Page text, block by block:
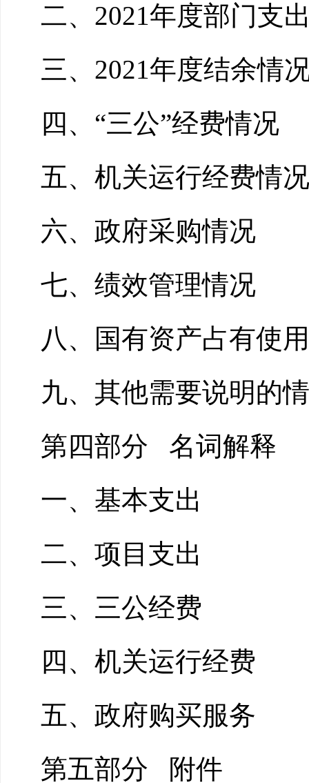
二、2021年度部门支
三、2021年度结余情
四、“三公”经费情况
五、机关运行经费情况
六、政府采购情况
七、绩效管理情况
八、国有资产占有使
九、其他需要说明的
第四部分
名词解释
一、基本支出
二、项目支出
三、三公经费
四、机关运行经费
五、政府购买服务
第五部分
附件